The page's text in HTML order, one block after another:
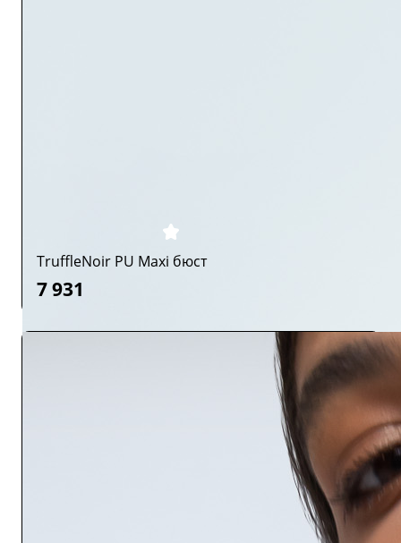
TruffleNoir PU Maxi бюст
7 931